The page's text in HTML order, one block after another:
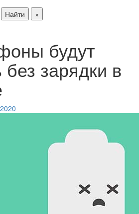
Найти
×
будут
без зарядки в